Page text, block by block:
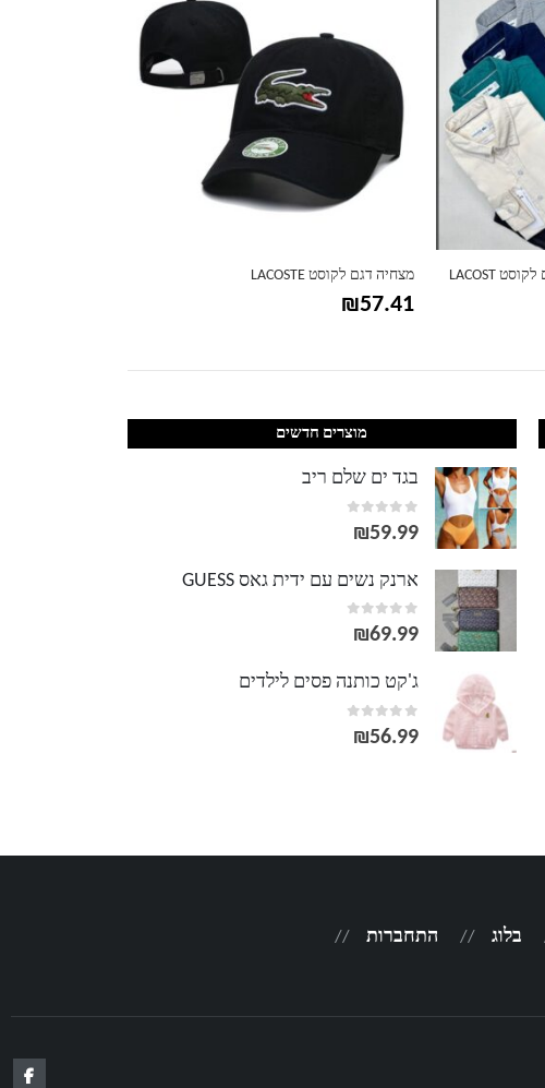
כובע מצחייה בשילוב לוגו לקוסט LACOSTE
₪52.99
מוצרים חדשים
בגד ים שלם ריב
0
out of 5
₪59.99
ארנק נשים עם ידית גאס GUESS
0
out of 5
₪69.99
ג'קט כותנה פסים לילדים
0
out of 5
₪56.99
בלוג התחברות